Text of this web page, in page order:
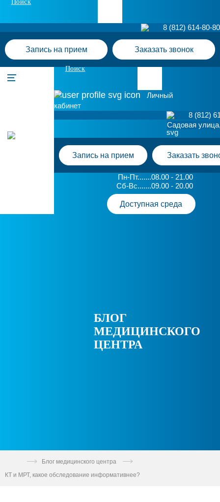
Поиск
8 (812) 614-80-80
Запись на прием Заказать звонок
Поиск
Личный
кабинет
8 (812)
Садовая
Запись на прием Заказать
Пн-Пт.......08.00 - 21.00
Сб-Вс.......09.00 - 20.00
Доступная среда
БЛОГ
МЕДИЦИНСКОГО
ЦЕНТРА
Блог медицинского центра
КТ и МРТ, какое обследование информативнее?